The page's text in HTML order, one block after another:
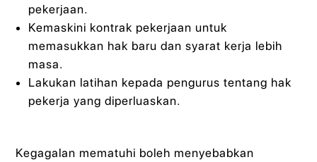
pekerjaan.
Kemaskini kontrak pekerjaan untuk
memasukkan hak baru dan syarat kerja lebih
masa.
Lakukan latihan kepada pengurus tentang hak
pekerja yang diperluaskan.
Kegagalan mematuhi boleh menyebabkan